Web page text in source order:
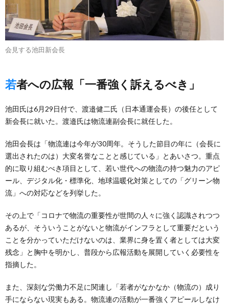
会見する池田新会長
若者への広報「一番強く訴えるべき」
池田氏は6月29日付で、渡邉健二氏（日本通運会長）の後任として
新会長に就いた。渡邉氏は物流連副会長に就任した。
池田会長は「物流連は今年が30周年。そうした節目の年に（会長に
選出されたのは）大変名誉なことと感じている」とあいさつ。重点
的に取り組むべき項目として、若い世代への物流の持つ魅力のアピ
ール、デジタル化・標準化、地球温暖化対策としての「グリーン物
流」への対応などを列挙した。
その上で「コロナで物流の重要性が世間の人々に強く認識されつつ
あるが、そういうことがないと物流がインフラとして重要だという
ことを分かっていただけないのは、業界に身を置く者としては大変
残念」と胸中を明かし、普段から広報活動を展開していく必要性を
指摘した。
また、深刻な労働力不足に関連し「若者がなかなか（物流の）成り
手にならない現実もある。物流連の活動が一番強くアピールしなけ